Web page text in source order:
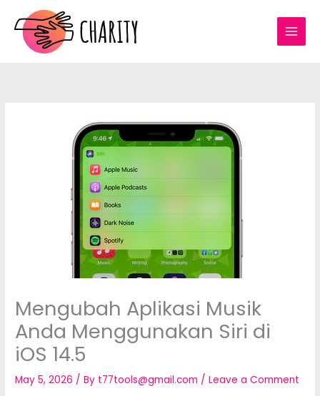
content
Mengubah Aplikasi Musik
Anda Menggunakan Siri di
iOS 14.5
May 5, 2026 / By t77tools@gmail.com /Leave a Comment